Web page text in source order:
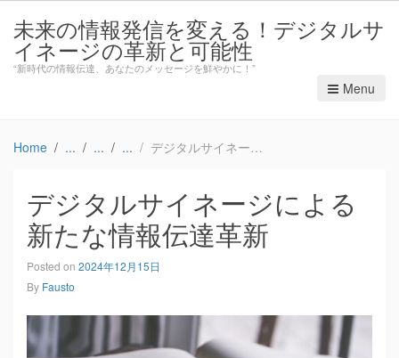
未来の情報発信を変える！デジタルサ
イネージの革新と可能性
“新時代の情報伝達、あなたのメッセージを鮮やかに！”
Menu
Home デジタルサイネージによる新たな情報伝達革新
デジタルサイネージによる
新たな情報伝達革新
Posted on 2024年12月15日
By Fausto